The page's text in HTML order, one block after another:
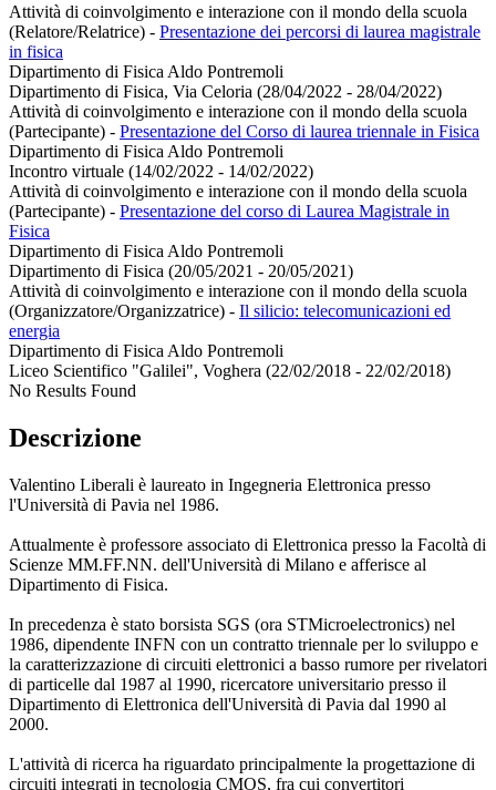
Attività di coinvolgimento e interazione con il mondo della scuola
(Relatore/Relatrice) - Presentazione dei percorsi di laurea magistrale
in fisica
Dipartimento di Fisica Aldo Pontremoli
Dipartimento di Fisica, Via Celoria (28/04/2022 - 28/04/2022)
Attività di coinvolgimento e interazione con il mondo della scuola
(Partecipante) - Presentazione del Corso di laurea triennale in Fisica
Dipartimento di Fisica Aldo Pontremoli
Incontro virtuale (14/02/2022 - 14/02/2022)
Attività di coinvolgimento e interazione con il mondo della scuola
(Partecipante) - Presentazione del corso di Laurea Magistrale in
Fisica
Dipartimento di Fisica Aldo Pontremoli
Dipartimento di Fisica (20/05/2021 - 20/05/2021)
Attività di coinvolgimento e interazione con il mondo della scuola
(Organizzatore/Organizzatrice) - Il silicio: telecomunicazioni ed
energia
Dipartimento di Fisica Aldo Pontremoli
Liceo Scientifico "Galilei", Voghera (22/02/2018 - 22/02/2018)
No Results Found
Descrizione
Valentino Liberali è laureato in Ingegneria Elettronica presso
l'Università di Pavia nel 1986.
Attualmente è professore associato di Elettronica presso la Facoltà di
Scienze MM.FF.NN. dell'Università di Milano e afferisce al
Dipartimento di Fisica.
In precedenza è stato borsista SGS (ora STMicroelectronics) nel
1986, dipendente INFN con un contratto triennale per lo sviluppo e
la caratterizzazione di circuiti elettronici a basso rumore per rivelatori
di particelle dal 1987 al 1990, ricercatore universitario presso il
Dipartimento di Elettronica dell'Università di Pavia dal 1990 al
2000.
L'attività di ricerca ha riguardato principalmente la progettazione di
circuiti integrati in tecnologia CMOS, fra cui convertitori